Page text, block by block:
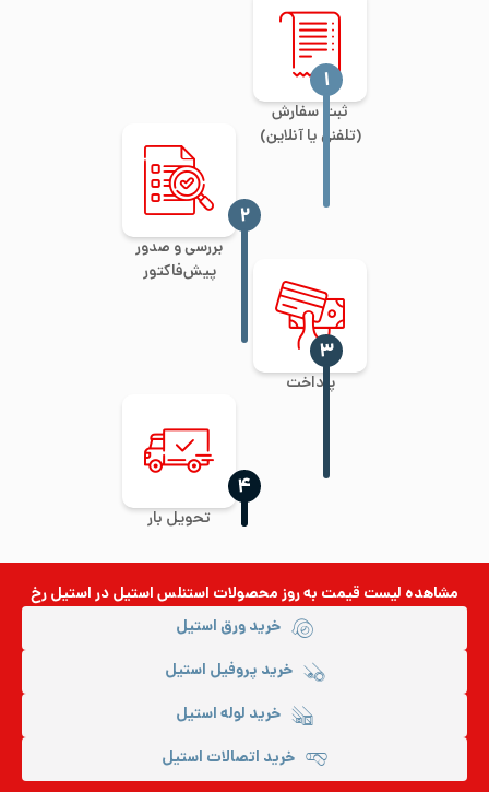
ثبت سفارش
(تلفنی یا آنلاین)
‍۱
بررسی و صدور
پیش‌فاکتور
‍۲
پرداخت
‍۳
تحویل بار
‍۴
مشاهده لیست قیمت به روزمحصولات استنلس استیلدر استیل رخ
خرید ورق استیل
خرید پروفیل استیل
خرید لوله استیل
خرید اتصالات استیل